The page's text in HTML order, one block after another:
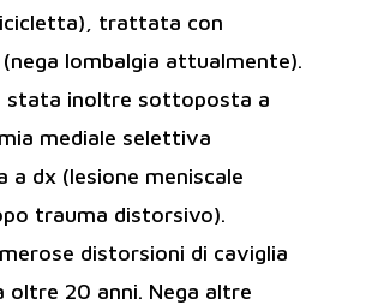
trattata con
lombalgia attualmente).
stata inoltre sottoposta a
mediale selettiva
a dx (lesione meniscale
trauma distorsivo).
distorsioni di caviglia
oltre 20 anni. Nega altre